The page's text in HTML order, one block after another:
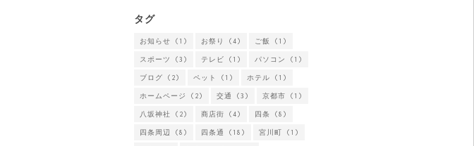
タグ
お知らせ (1) お祭り (4) ご飯 (1)
スポーツ (3) テレビ (1) パソコン (1)
ブログ (2) ペット (1) ホテル (1)
ホームページ (2) 交通 (3) 京都市 (1)
八坂神社 (2) 商店街 (4) 四条 (8)
四条周辺 (8) 四条通 (18) 宮川町 (1)